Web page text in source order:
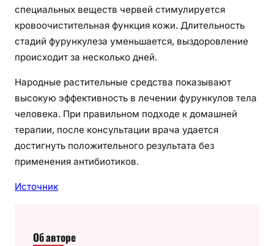
специальных веществ червей стимулируется
кровоочистительная функция кожи. Длительность
стадий фурункулеза уменьшается, выздоровление
происходит за несколько дней.
Народные растительные средства показывают
высокую эффективность в лечении фурункулов тела
человека. При правильном подходе к домашней
терапии, после консультации врача удается
достигнуть положительного результата без
применения антибиотиков.
Источник
Об авторе